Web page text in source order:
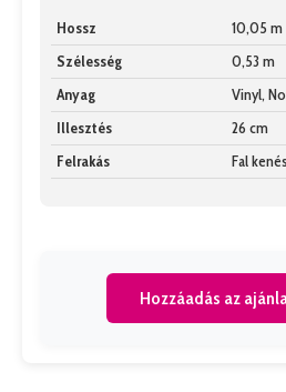
Hossz
10,05 m
Szélesség
0,53 m
Anyag
Vinyl,
Illesztés
26 cm
Felrakás
Fal
Hozzáadás az